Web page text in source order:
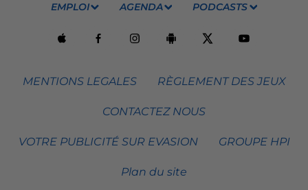
EMPLOI AGENDA PODCASTS
MENTIONS LEGALES RÈGLEMENT DES JEUX
CONTACTEZ NOUS
VOTRE PUBLICITÉ SUR EVASION GROUPE HPI
Plan du site